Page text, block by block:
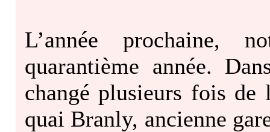
L’année prochaine,
quarantième année.
changé plusieurs fois de
quai Branly, ancienne